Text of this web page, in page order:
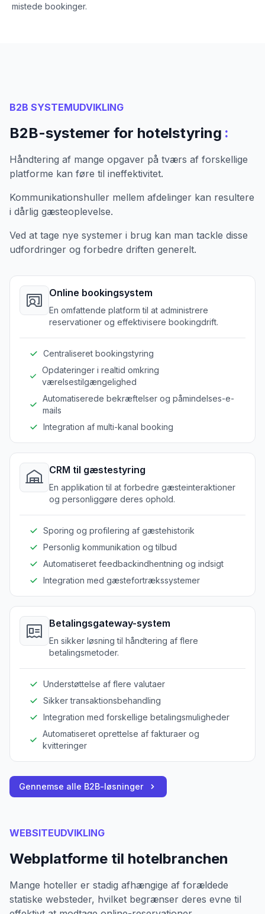
mistede bookinger.
B2B SYSTEMUDVIKLING
B2B-systemer for hotelstyring :
Håndtering af mange opgaver på tværs af forskellige
platforme kan føre til ineffektivitet.
Kommunikationshuller mellem afdelinger kan resultere
i dårlig gæsteoplevelse.
Ved at tage nye systemer i brug kan man tackle disse
udfordringer og forbedre driften generelt.
Online bookingsystem
En omfattende platform til at administrere
reservationer og effektivisere bookingdrift.
Centraliseret bookingstyring
Opdateringer i realtid omkring
værelsestilgængelighed
Automatiserede bekræftelser og påmindelses-e-
mails
Integration af multi-kanal booking
CRM til gæstestyring
En applikation til at forbedre gæsteinteraktioner
og personliggøre deres ophold.
Sporing og profilering af gæstehistorik
Personlig kommunikation og tilbud
Automatiseret feedbackindhentning og indsigt
Integration med gæstefortrækssystemer
Betalingsgateway-system
En sikker løsning til håndtering af flere
betalingsmetoder.
Understøttelse af flere valutaer
Sikker transaktionsbehandling
Integration med forskellige betalingsmuligheder
Automatiseret oprettelse af fakturaer og
kvitteringer
Gennemse alle B2B-løsninger
WEBSITEUDVIKLING
Webplatforme til hotelbranchen
Mange hoteller er stadig afhængige af forældede
statiske websteder, hvilket begrænser deres evne til